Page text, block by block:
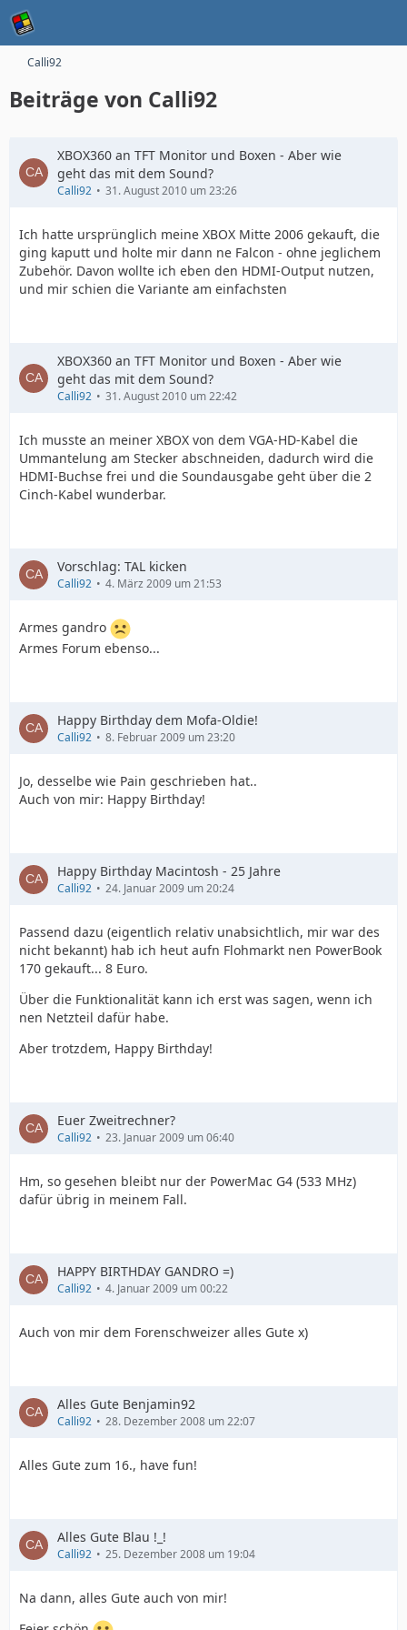
Calli92
Beiträge von Calli92
XBOX360 an TFT Monitor und Boxen - Aber wie
geht das mit dem Sound?
Calli92 31. August 2010 um 23:26
Ich hatte ursprünglich meine XBOX Mitte 2006 gekauft, die
ging kaputt und holte mir dann ne Falcon - ohne jeglichem
Zubehör. Davon wollte ich eben den HDMI-Output nutzen,
und mir schien die Variante am einfachsten
XBOX360 an TFT Monitor und Boxen - Aber wie
geht das mit dem Sound?
Calli92 31. August 2010 um 22:42
Ich musste an meiner XBOX von dem VGA-HD-Kabel die
Ummantelung am Stecker abschneiden, dadurch wird die
HDMI-Buchse frei und die Soundausgabe geht über die 2
Cinch-Kabel wunderbar.
Vorschlag: TAL kicken
Calli92 4. März 2009 um 21:53
Armes gandro
Armes Forum ebenso...
Happy Birthday dem Mofa-Oldie!
Calli92 8. Februar 2009 um 23:20
Jo, desselbe wie Pain geschrieben hat..
Auch von mir: Happy Birthday!
Happy Birthday Macintosh - 25 Jahre
Calli92 24. Januar 2009 um 20:24
Passend dazu (eigentlich relativ unabsichtlich, mir war des
nicht bekannt) hab ich heut aufn Flohmarkt nen PowerBook
170 gekauft... 8 Euro.
Über die Funktionalität kann ich erst was sagen, wenn ich
nen Netzteil dafür habe.
Aber trotzdem, Happy Birthday!
Euer Zweitrechner?
Calli92 23. Januar 2009 um 06:40
Hm, so gesehen bleibt nur der PowerMac G4 (533 MHz)
dafür übrig in meinem Fall.
HAPPY BIRTHDAY GANDRO =)
Calli92 4. Januar 2009 um 00:22
Auch von mir dem Forenschweizer alles Gute x)
Alles Gute Benjamin92
Calli92 28. Dezember 2008 um 22:07
Alles Gute zum 16., have fun!
Alles Gute Blau !_!
Calli92 25. Dezember 2008 um 19:04
Na dann, alles Gute auch von mir!